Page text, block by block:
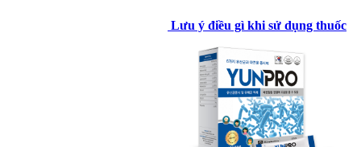
Lưu ý điều gì khi sử dụng thuốc